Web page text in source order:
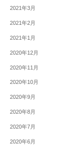
2021年3月
2021年2月
2021年1月
2020年12月
2020年11月
2020年10月
2020年9月
2020年8月
2020年7月
2020年6月